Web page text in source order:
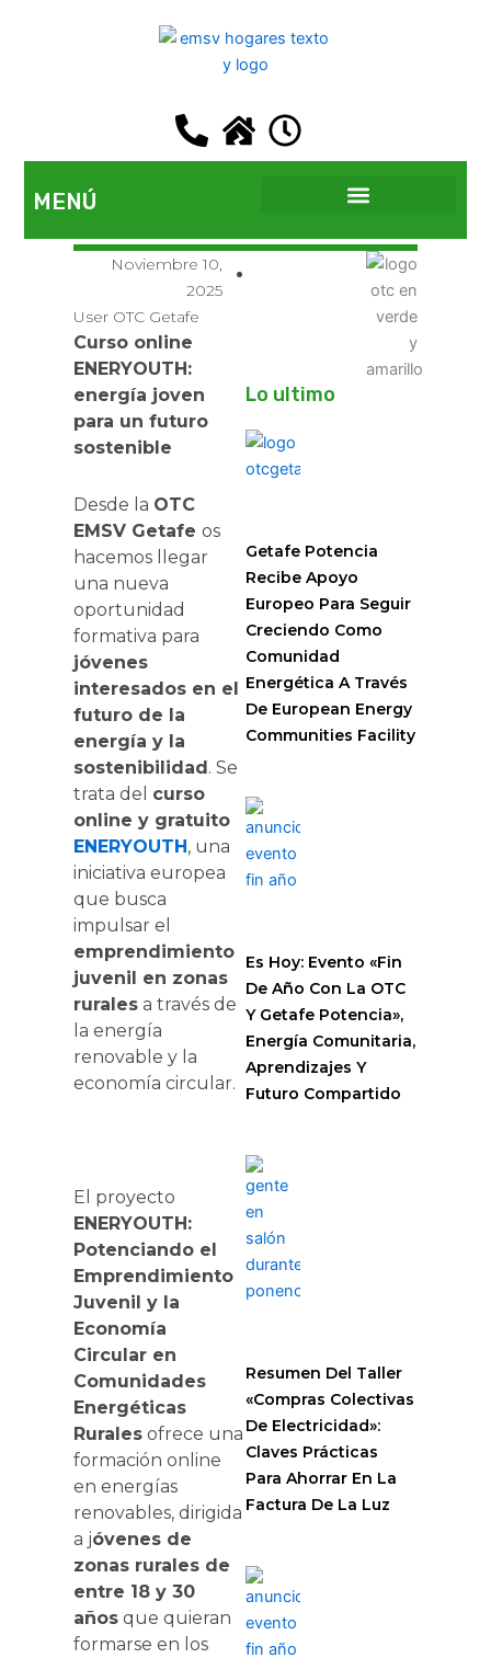
MENÚ
Noviembre 10,
2025
User OTC Getafe
Curso online
ENERYOUTH:
energía joven
para un futuro
sostenible
Desde la OTC
EMSV Getafeos
hacemos llegar
una nueva
oportunidad
formativa para
jóvenes
interesados en el
futuro de la
energía y la
sostenibilidad. Se
trata del curso
online y gratuito
ENERYOUTH, una
iniciativa europea
que busca
impulsar el
emprendimiento
juvenil en zonas
rurales a través de
la energía
renovable y la
economía circular.
El proyecto
ENERYOUTH:
Potenciando el
Emprendimiento
Juvenil y la
Economía
Circular en
Comunidades
Energéticas
Rurales ofrece una
formación online
en energías
renovables, dirigida
a jóvenes de
zonas rurales de
entre 18 y 30
años que quieran
formarse en los
Lo ultimo
Getafe Potencia
Recibe Apoyo
Europeo Para Seguir
Creciendo Como
Comunidad
Energética A Través
De European Energy
Communities Facility
Es Hoy: Evento «Fin
De Año Con La OTC
Y Getafe Potencia»,
Energía Comunitaria,
Aprendizajes Y
Futuro Compartido
Resumen Del Taller
«Compras Colectivas
De Electricidad»:
Claves Prácticas
Para Ahorrar En La
Factura De La Luz